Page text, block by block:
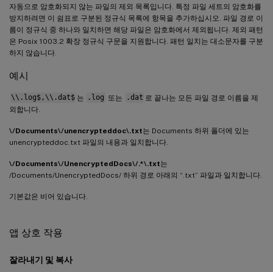
자동으로 암호화되지 않는 파일의 제외 목록입니다. 특정 파일 세트의 암호화를
방지하려면 이 쉼표로 구분된 정규식 목록에 항목을 추가하십시오. 파일 경로 이
름이 정규식 중 하나와 일치하면 해당 파일은 암호화에서 제외됩니다. 제외 패턴
은 Posix 1003.2 확장 정규식 구문을 지원합니다. 패턴 일치는 대소문자를 구분
하지 않습니다.
예시
\\.log$,\\.dat$ 는 .log 또는 .dat 로 끝나는 모든 파일 경로 이름을 제
외합니다.
\/Documents\/unencrypteddoc\.txt는 Documents 하위 폴더에 있는
unencrypteddoc.txt 파일의 내용과 일치합니다.
\/Documents\/UnencryptedDocs\/.*\.txt는
/Documents/UnencryptedDocs/ 하위 경로 아래의 “.txt” 파일과 일치합니다.
기본값은 비어 있습니다.
앱 상호 작용
잘라내기 및 복사